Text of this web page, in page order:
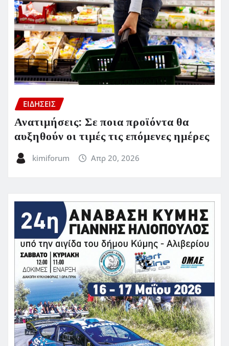
ΕΙΔΗΣΕΙΣ
Ανατιμήσεις: Σε ποια προϊόντα θα
αυξηθούν οι τιμές τις επόμενες ημέρες
kimiforum Απρ 20, 2026